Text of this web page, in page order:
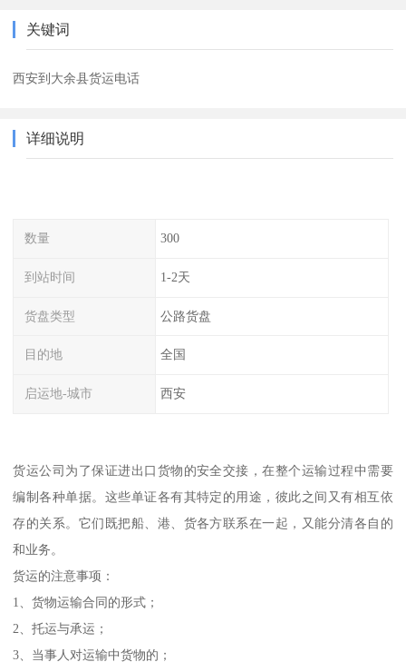
关键词
西安到大余县货运电话
详细说明
数量 300
到站时间 1-2天
货盘类型 公路货盘
目的地 全国
启运地-城市 西安
货运公司为了保证进出口货物的安全交接，在整个运输过程中需要
编制各种单据。这些单证各有其特定的用途，彼此之间又有相互依
存的关系。它们既把船、港、货各方联系在一起，又能分清各自的
和业务。
货运的注意事项：
1、货物运输合同的形式；
2、托运与承运；
3、当事人对运输中货物的；